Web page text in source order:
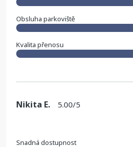
Obsluha parkoviště
Kvalita přenosu
Nikita E. 5.00/5
Snadná dostupnost